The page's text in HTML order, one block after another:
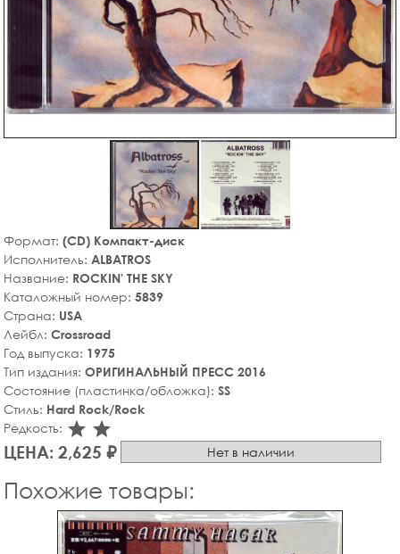
Формат: (CD) Компакт-диск
Исполнитель: ALBATROS
Название: ROCKIN' THE SKY
Каталожный номер: 5839
Страна: USA
Лейбл: Crossroad
Год выпуска: 1975
Тип издания: ОРИГИНАЛЬНЫЙ ПРЕСС 2016
Состояние (пластинка/обложка): SS
Стиль: Hard Rock/Rock
Редкость: star_rate
star_rate
ЦЕНА: 2,625 ₽ Нет в наличии
Похожие товары: